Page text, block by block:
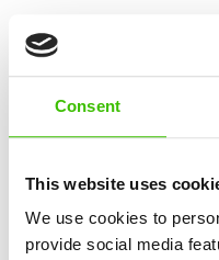
Consent
This website uses
We use cookies to
provide social media
2
Herný plán s